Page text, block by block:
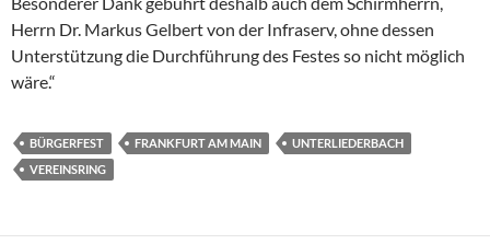
Herrn Dr. Markus Gelbert von der Infraserv, ohne dessen
Unterstützung die Durchführung des Festes so nicht möglich
wäre.“
BÜRGERFEST FRANKFURT AM MAIN
UNTERLIEDERBACH
VEREINSRING